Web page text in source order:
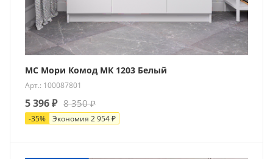
МС Мори Комод МК 1203 Белый
Арт.: 100087801
5 396₽ 8 350₽
-35% Экономия 2 954₽